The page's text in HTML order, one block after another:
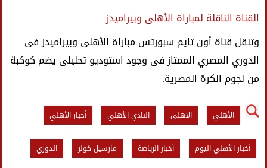
القناة الناقلة لمباراة الأهلى وبيراميدز
وتنقل قناة أون تايم سبورتس مباراة الأهلى وبيراميدز فى
الدوري المصري الممتاز فى وجود استوديو تحليلى يضم كوكبة
من نجوم الكرة المصرية.
الأهلي الاهلى النادي الأهلي أخبار الأهلي
أخبار الأهلي اليوم أخبار الرياضة مارسيل كولر الدوري